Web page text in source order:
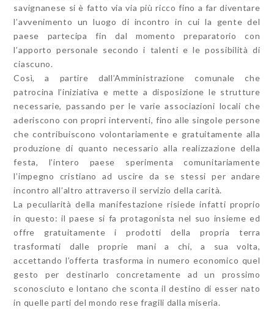
savignanese si è fatto via via più ricco fino a far diventare
l’avvenimento un luogo di incontro in cui la gente del
paese partecipa fin dal momento preparatorio con
l’apporto personale secondo i talenti e le possibilità di
ciascuno.
Così, a partire dall’Amministrazione comunale che
patrocina l’iniziativa e mette a disposizione le strutture
necessarie, passando per le varie associazioni locali che
aderiscono con propri interventi, fino alle singole persone
che contribuiscono volontariamente e gratuitamente alla
produzione di quanto necessario alla realizzazione della
festa, l’intero paese sperimenta comunitariamente
l’impegno cristiano ad uscire da se stessi per andare
incontro all’altro attraverso il servizio della carità.
La peculiarità della manifestazione risiede infatti proprio
in questo: il paese si fa protagonista nel suo insieme ed
offre gratuitamente i prodotti della propria terra
trasformati dalle proprie mani a chi, a sua volta,
accettando l’offerta trasforma in numero economico quel
gesto per destinarlo concretamente ad un prossimo
sconosciuto e lontano che sconta il destino di esser nato
in quelle parti del mondo rese fragili dalla miseria.